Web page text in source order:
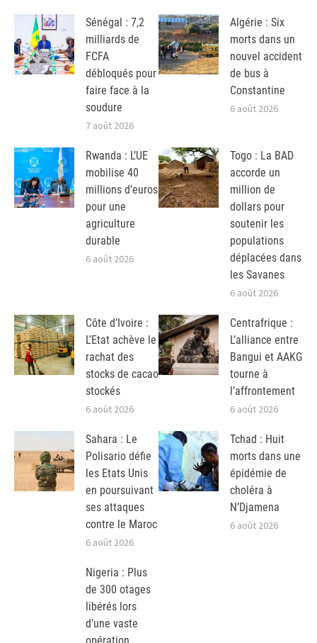
Sénégal : 7,2
milliards de
FCFA
débloqués pour
faire face à la
soudure
7 août 2026
Algérie : Six
morts dans un
nouvel accident
de bus à
Constantine
6 août 2026
Rwanda : L’UE
mobilise 40
millions d’euros
pour une
agriculture
durable
6 août 2026
Togo : La BAD
accorde un
million de
dollars pour
soutenir les
populations
déplacées dans
les Savanes
6 août 2026
Côte d’Ivoire :
L’Etat achève le
rachat des
stocks de cacao
stockés
6 août 2026
Centrafrique :
L’alliance entre
Bangui et AAKG
tourne à
l’affrontement
6 août 2026
Sahara : Le
Polisario défie
les Etats Unis
en poursuivant
ses attaques
contre le Maroc
6 août 2026
Tchad : Huit
morts dans une
épidémie de
choléra à
N’Djamena
6 août 2026
Nigeria : Plus
de 300 otages
libérés lors
d’une vaste